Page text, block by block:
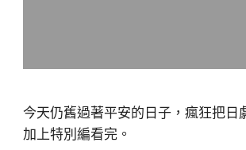
今天仍舊過著平安的日子，瘋狂把日
加上特別編看完。